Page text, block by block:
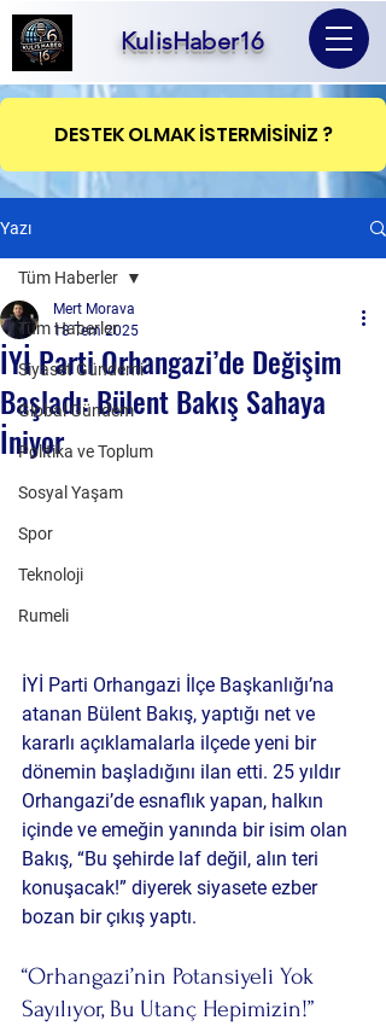
KulisHaber16
DESTEK OLMAK İSTERMİSİNİZ ?
Yazı
Tüm Haberler
Siyaset Gündemi
Global Gündem
Politika ve Toplum
Sosyal Yaşam
Spor
Teknoloji
Rumeli
Tüm Haberler
İYİ Parti Orhangazi’de Değişim
Başladı: Bülent Bakış Sahaya
İniyor
Mert Morava
18 Tem 2025
İYİ Parti Orhangazi İlçe Başkanlığı’na
atanan Bülent Bakış, yaptığı net ve
kararlı açıklamalarla ilçede yeni bir
dönemin başladığını ilan etti. 25 yıldır
Orhangazi’de esnaflık yapan, halkın
içinde ve emeğin yanında bir isim olan
Bakış, “Bu şehirde laf değil, alın teri
konuşacak!” diyerek siyasete ezber
bozan bir çıkış yaptı.
“Orhangazi’nin Potansiyeli Yok
Sayılıyor, Bu Utanç Hepimizin!”